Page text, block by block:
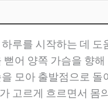
루를 시작하는 데
어 양쪽 가슴을 향
모아 출발점으로
고르게 흐르면서 몸